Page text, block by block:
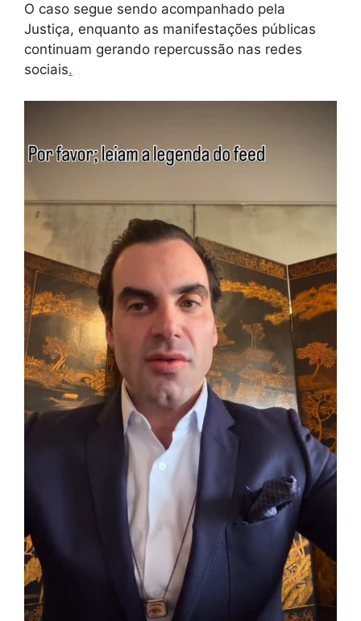
O caso segue sendo acompanhado pela
Justiça, enquanto as manifestações públicas
continuam gerando repercussão nas redes
sociais.